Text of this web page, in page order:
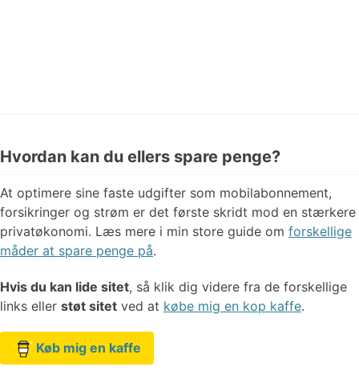
Hvordan kan du ellers spare penge?
At optimere sine faste udgifter som mobilabonnement,
forsikringer og strøm er det første skridt mod en stærkere
privatøkonomi. Læs mere i min store guide om forskellige
måder at spare penge på.
Hvis du kan lide sitet, så klik dig videre fra de forskellige
links eller støt sitet ved at købe mig en kop kaffe.
Køb mig en kaffe